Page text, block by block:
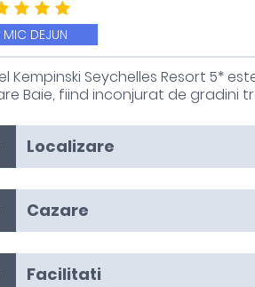
MIC DEJUN
Kempinski Seychelles Resort 5*
Baie, fiind inconjurat de gradini
Localizare
Cazare
Facilitati